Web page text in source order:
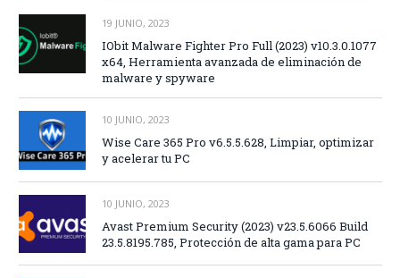
19 JUNIO, 2023
IObit Malware Fighter Pro Full (2023) v10.3.0.1077
x64, Herramienta avanzada de eliminación de
malware y spyware
10 JUNIO, 2023
Wise Care 365 Pro v6.5.5.628, Limpiar, optimizar
y acelerar tu PC
10 JUNIO, 2023
Avast Premium Security (2023) v23.5.6066 Build
23.5.8195.785, Protección de alta gama para PC